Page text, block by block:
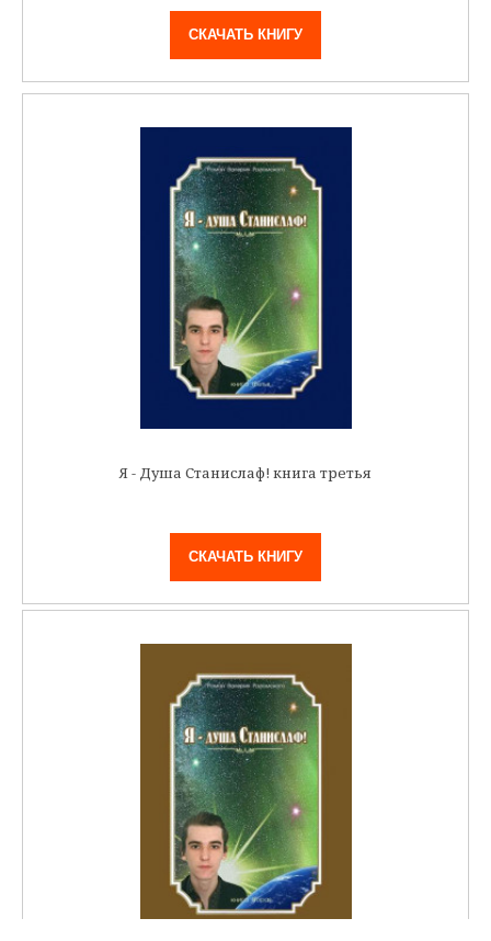
СКАЧАТЬ КНИГУ
Я - Душа Станислаф! книга третья
СКАЧАТЬ КНИГУ